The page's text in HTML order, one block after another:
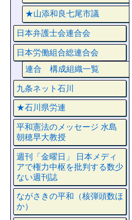
★山添和良七尾市議
日本弁護士会連合会
日本労働組合総連合会
連合 構成組織一覧
九条ネット石川
★石川県労連
平和憲法のメッセージ 水島
朝穂早大教授
週刊「金曜日」 日本メディ
アで権力中枢を批判する数少
ない週刊誌
ながさきの平和（核弾頭数ほ
か）